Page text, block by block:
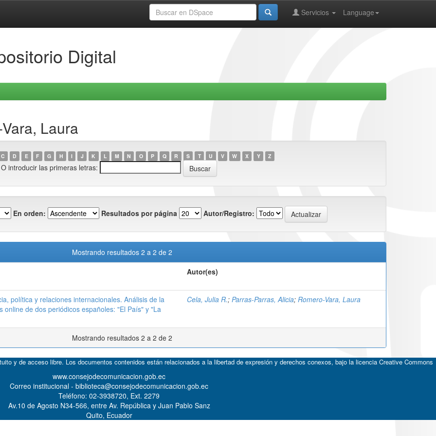
Language
Servicios
Digital
Laura
C D E F G H I J K L M N O P Q R S T U V W X Y Z
O introducir las primeras letras:
En orden: Resultados por página Autor/Registro:
Mostrando resultados 2 a 2 de 2
Autor(es)
política y relaciones internacionales. Análisis de la
online de dos periódicos españoles: "El País" y "La
Cela, Julia R.; Parras-Parras, Alicia; Romero-Vara, Laura
Mostrando resultados 2 a 2 de 2
y de acceso libre. Los documentos contenidos están relacionados a la libertad de expresión y derechos conexos, bajo la licencia Creative Commons
www.consejodecomunicacion.gob.ec
Correo institucional - biblioteca@consejodecomunicacion.gob.ec
Teléfono: 02-3938720, Ext. 2279
Av.10 de Agosto N34-566, entre Av. República y Juan Pablo Sanz
Quito, Ecuador